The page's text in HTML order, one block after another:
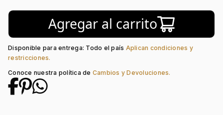
Agregar al carrito
Disponible para entrega: Todo el país Aplican condiciones y
restricciones.
Conoce nuestra política de Cambios y Devoluciones.